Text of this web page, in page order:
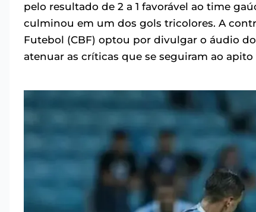
pelo resultado de 2 a 1 favorável ao time
culminou em um dos gols tricolores. A
Futebol (CBF) optou por divulgar o áudio
atenuar as críticas que se seguiram ao apito